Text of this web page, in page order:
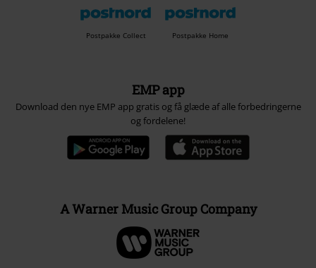
Postpakke Collect Postpakke Home
EMP app
Download den nye EMP app gratis og få glæde af alle forbedringerne
og fordelene!
A Warner Music Group Company